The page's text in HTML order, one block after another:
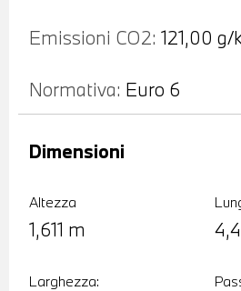
Emissioni CO2: 121,00 g/
Normativa: Euro 6
Altezza
1,611 m
Dimensioni
Larghezza: